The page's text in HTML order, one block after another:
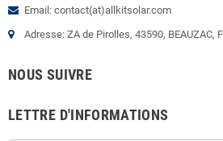
Email: contact(at)allkitsolar.com
Adresse: ZA de Pirolles, 43590, BEAUZAC,
NOUS SUIVRE
LETTRE D'INFORMATIONS